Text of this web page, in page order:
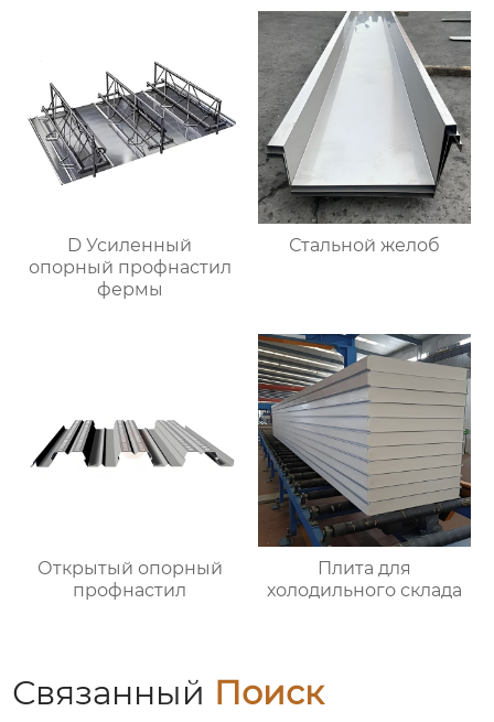
D Усиленный
опорный профнастил
фермы
Стальной желоб
Открытый опорный
профнастил
Плита для
холодильного склада
Связанный Поиск